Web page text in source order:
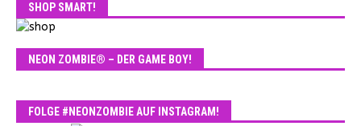
SHOP SMART!
NEON ZOMBIE® – DER GAME BOY!
FOLGE #NEONZOMBIE AUF INSTAGRAM!